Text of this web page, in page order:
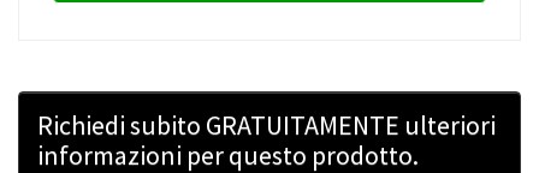
Richiedi subito GRATUITAMENTE ulteriori
informazioni per questo prodotto.